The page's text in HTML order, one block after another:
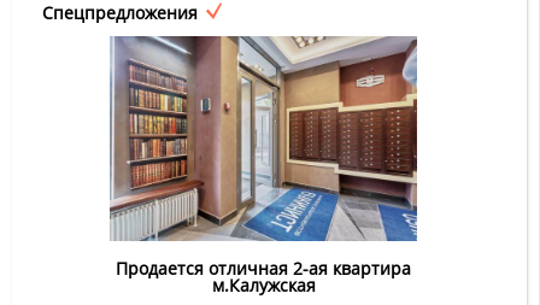
Спецпредложения
Продается отличная 2-ая квартира
м.Калужская